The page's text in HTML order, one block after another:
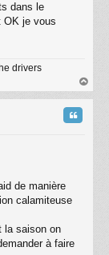
dans le
OK je vous
drivers
au
Citation
de manière
calamiteuse
la saison on
à faire